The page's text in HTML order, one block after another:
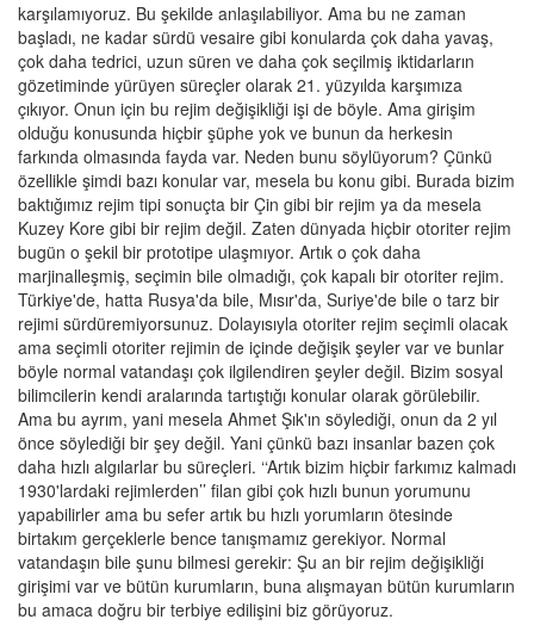
karşılamıyoruz. Bu şekilde anlaşılabiliyor. Ama bu ne zaman
başladı, ne kadar sürdü vesaire gibi konularda çok daha yavaş,
çok daha tedrici, uzun süren ve daha çok seçilmiş iktidarların
gözetiminde yürüyen süreçler olarak 21. yüzyılda karşımıza
çıkıyor. Onun için bu rejim değişikliği işi de böyle. Ama girişim
olduğu konusunda hiçbir şüphe yok ve bunun da herkesin
farkında olmasında fayda var. Neden bunu söylüyorum? Çünkü
özellikle şimdi bazı konular var, mesela bu konu gibi. Burada bizim
baktığımız rejim tipi sonuçta bir Çin gibi bir rejim ya da mesela
Kuzey Kore gibi bir rejim değil. Zaten dünyada hiçbir otoriter rejim
bugün o şekil bir prototipe ulaşmıyor. Artık o çok daha
marjinalleşmiş, seçimin bile olmadığı, çok kapalı bir otoriter rejim.
Türkiye'de, hatta Rusya'da bile, Mısır'da, Suriye'de bile o tarz bir
rejimi sürdüremiyorsunuz. Dolayısıyla otoriter rejim seçimli olacak
ama seçimli otoriter rejimin de içinde değişik şeyler var ve bunlar
böyle normal vatandaşı çok ilgilendiren şeyler değil. Bizim sosyal
bilimcilerin kendi aralarında tartıştığı konular olarak görülebilir.
Ama bu ayrım, yani mesela Ahmet Şık'ın söylediği, onun da 2 yıl
önce söylediği bir şey değil. Yani çünkü bazı insanlar bazen çok
daha hızlı algılarlar bu süreçleri. ‘‘Artık bizim hiçbir farkımız kalmadı
1930'lardaki rejimlerden’’ filan gibi çok hızlı bunun yorumunu
yapabilirler ama bu sefer artık bu hızlı yorumların ötesinde
birtakım gerçeklerle bence tanışmamız gerekiyor. Normal
vatandaşın bile şunu bilmesi gerekir: Şu an bir rejim değişikliği
girişimi var ve bütün kurumların, buna alışmayan bütün kurumların
bu amaca doğru bir terbiye edilişini biz görüyoruz.